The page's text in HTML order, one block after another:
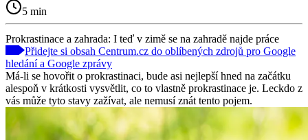
5 min
Prokrastinace a zahrada: I teď v zimě se na zahradě najde práce
Přidejte si obsah Centrum.cz do oblíbených zdrojů pro Google
hledání a Google zprávy
Má-li se hovořit o prokrastinaci, bude asi nejlepší hned na začátku
alespoň v krátkosti vysvětlit, co to vlastně prokrastinace je. Leckdo z
vás může tyto stavy zažívat, ale nemusí znát tento pojem.